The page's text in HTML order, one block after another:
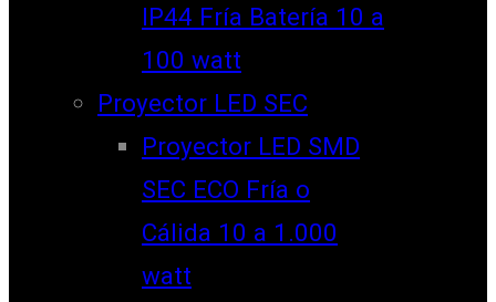
IP44 Fría Batería 10 a
100 watt
Proyector LED SEC
Proyector LED SMD
SEC ECO Fría o
Cálida 10 a 1.000
watt